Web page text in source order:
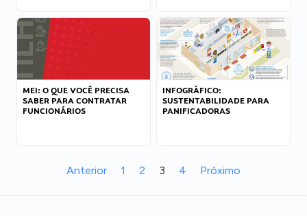
MEI: O QUE VOCÊ PRECISA
SABER PARA CONTRATAR
FUNCIONÁRIOS
INFOGRÁFICO:
SUSTENTABILIDADE PARA
PANIFICADORAS
Anterior 1 2 3 4 Próximo